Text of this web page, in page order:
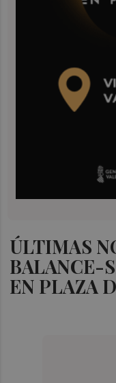
ÚLTIMAS
BALANCE-
EN PLAZA